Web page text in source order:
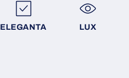
ELEGANTA LUX